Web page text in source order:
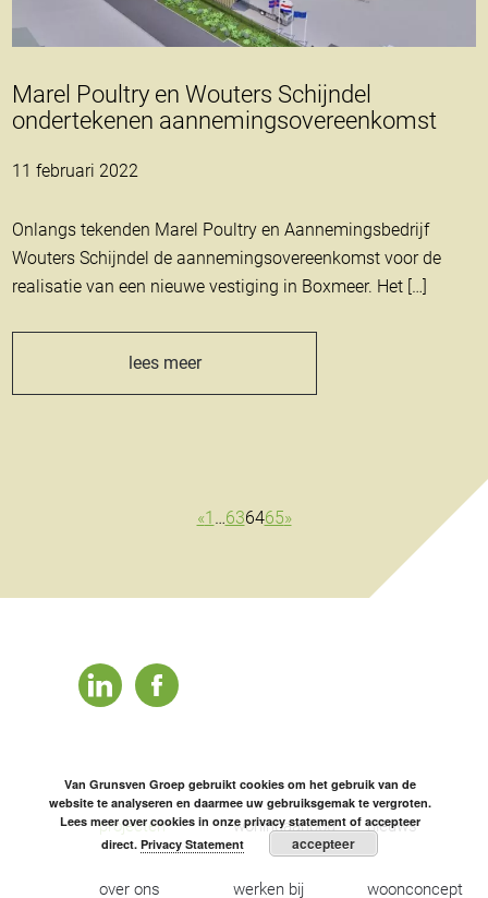
Marel Poultry en Wouters Schijndel
ondertekenen aannemingsovereenkomst
11 februari 2022
Onlangs tekenden Marel Poultry en Aannemingsbedrijf
Wouters Schijndel de aannemingsovereenkomst voor de
realisatie van een nieuwe vestiging in Boxmeer. Het […]
lees meer
«1 …636465»
linkedinfacebook
projecten woningaanbod nieuws
over ons werken bij woonconcept
Van Grunsven Groep gebruikt cookies om het gebruik van de
website te analyseren en daarmee uw gebruiksgemak te vergroten.
Lees meer over cookies in onze privacy statement of accepteer
direct.Privacy Statement accepteer